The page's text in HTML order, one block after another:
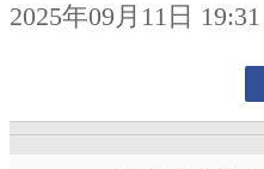
2025年09月11日 19:31